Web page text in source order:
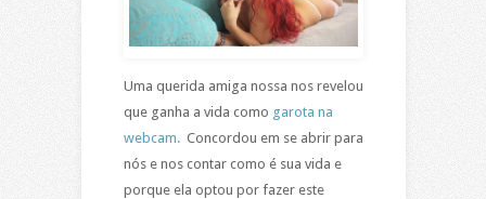
Uma querida amiga nossa nos revelou
que ganha a vida como garota na
webcam. Concordou em se abrir para
nós e nos contar como é sua vida e
porque ela optou por fazer este